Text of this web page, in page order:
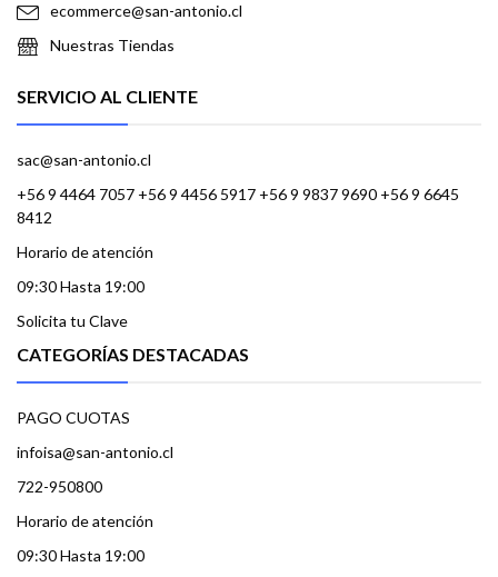
ecommerce@san-antonio.cl
Nuestras Tiendas
SERVICIO AL CLIENTE
sac@san-antonio.cl
+56 9 4464 7057 +56 9 4456 5917 +56 9 9837 9690 +56 9 6645
8412
Horario de atención
09:30 Hasta 19:00
Solicita tu Clave
CATEGORÍAS DESTACADAS
PAGO CUOTAS
infoisa@san-antonio.cl
722-950800
Horario de atención
09:30 Hasta 19:00